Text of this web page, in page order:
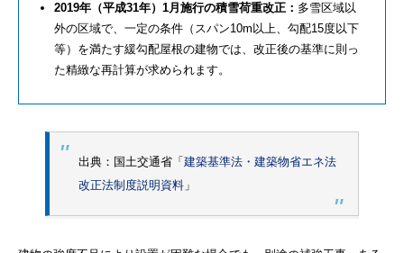
2019年（平成31年）1月施行の積雪荷重改正： 多雪区域以
外の区域で、一定の条件（スパン10m以上、勾配15度以下
等）を満たす緩勾配屋根の建物では、改正後の基準に則っ
た精緻な再計算が求められます。
出典：国土交通省「 建築基準法・建築物省エネ法
改正法制度説明資料 」